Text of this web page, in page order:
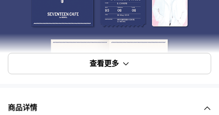
查看更多
商品详情